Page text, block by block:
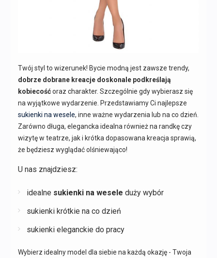
Twój styl to wizerunek! Bycie modną jest zawsze trendy,
dobrze dobrane kreacje doskonale podkreślają
kobiecośćoraz charakter. Szczególnie gdy wybierasz się
na wyjątkowe wydarzenie. Przedstawiamy Ci najlepsze
sukienki na wesele, inne ważne wydarzenia lub na co dzień.
Zarówno długa, elegancka idealna również na randkę czy
wizytę w teatrze, jak i krótka dopasowana kreacja sprawią,
że będziesz wyglądać olśniewająco!
U nas znajdziesz:
idealne sukienki na wesele duży wybór
sukienki krótkie na co dzień
sukienki eleganckie do pracy
Wybierz idealny model dla siebie na każdą okazję - Twoja